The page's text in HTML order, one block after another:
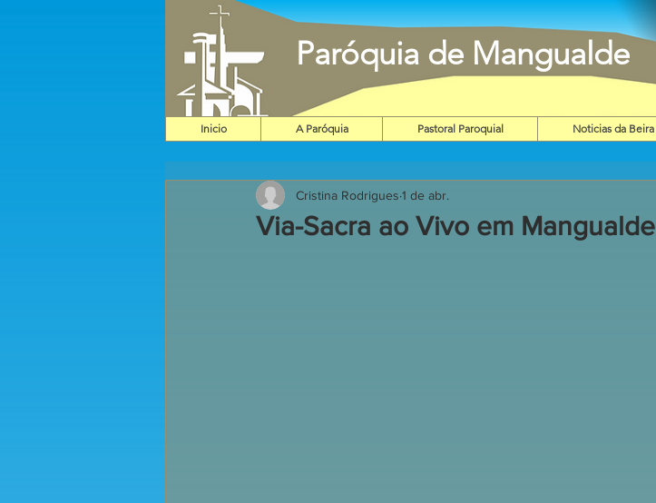
Paróquia de Mangualde
Inicio A Paróquia Pastoral Paroquial Noticias da Beira
Via-Sacra ao Vivo em Mangualde
Cristina Rodrigues 1 de abr.